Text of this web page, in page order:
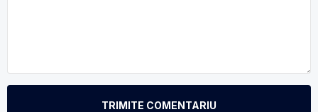
TRIMITE COMENTARIU